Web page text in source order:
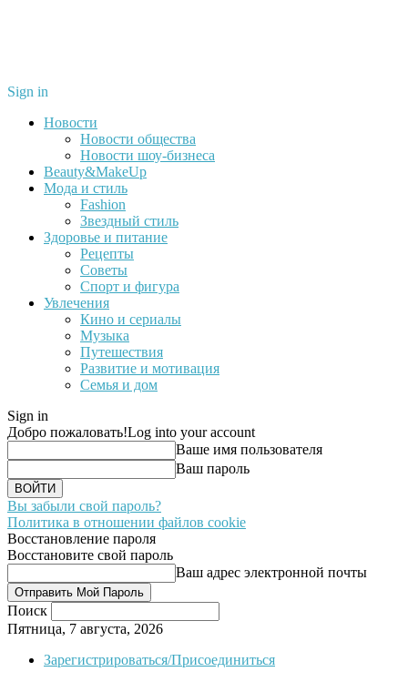
Sign in
Новости
Новости общества
Новости шоу-бизнеса
Beauty&MakeUp
Мода и стиль
Fashion
Звездный стиль
Здоровье и питание
Рецепты
Советы
Спорт и фигура
Увлечения
Кино и сериалы
Музыка
Путешествия
Развитие и мотивация
Семья и дом
Sign in
Добро пожаловать!Log into your account
Ваше имя пользователя
Ваш пароль
Вы забыли свой пароль?
Политика в отношении файлов cookie
Восстановление пароля
Восстановите свой пароль
Ваш адрес электронной почты
Поиск
Пятница, 7 августа, 2026
Зарегистрироваться/Присоединиться